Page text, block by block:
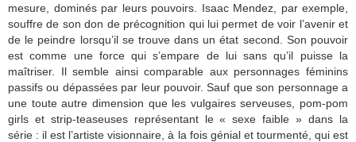
mesure, dominés par leurs pouvoirs. Isaac Mendez, par exemple,
souffre de son don de précognition qui lui permet de voir l’avenir et
de le peindre lorsqu’il se trouve dans un état second. Son pouvoir
est comme une force qui s’empare de lui sans qu’il puisse la
maîtriser. Il semble ainsi comparable aux personnages féminins
passifs ou dépassées par leur pouvoir. Sauf que son personnage a
une toute autre dimension que les vulgaires serveuses, pom-pom
girls et strip-teaseuses représentant le « sexe faible » dans la
série : il est l’artiste visionnaire, à la fois génial et tourmenté, qui est